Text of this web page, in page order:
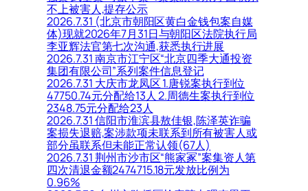
不上被害人,提存公示
2026.7.31 (北京市朝阳区黄白金钱包案自媒
体)现就2026年7月31日与朝阳区法院执行局
李亚辉法官第七次沟通,获悉执行进展
2026.7.31 南京市江宁区“北京四季大通投资
集团有限公司”系列案件信息登记
2026.7.31 大庆市龙凤区 1.唐锐案执行到位
47750.74元分配给13人 2.周德生案执行到位
2348.75元分配给23人
2026.7.31 信阳市淮滨县敖佳银,陈泽英诈骗
案损失退赔,案涉款项未联系到所有被害人或
部分虽联系但未能正常认领(67人)
2026.7.31 荆州市沙市区“熊家冢”案集资人第
四次清退金额2474715.18元发放比例为
0.96%